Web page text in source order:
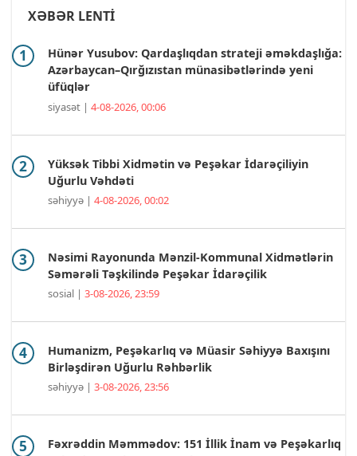
XƏBƏR LENTİ
Hünər Yusubov: Qardaşlıqdan strateji əməkdaşlığa:
Azərbaycan–Qırğızıstan münasibətlərində yeni
üfüqlər
siyasət | 4-08-2026, 00:06
Yüksək Tibbi Xidmətin və Peşəkar İdarəçiliyin
Uğurlu Vəhdəti
səhiyyə | 4-08-2026, 00:02
Nəsimi Rayonunda Mənzil-Kommunal Xidmətlərin
Səmərəli Təşkilində Peşəkar İdarəçilik
sosial | 3-08-2026, 23:59
Humanizm, Peşəkarlıq və Müasir Səhiyyə Baxışını
Birləşdirən Uğurlu Rəhbərlik
səhiyyə | 3-08-2026, 23:56
Fəxrəddin Məmmədov: 151 İllik İnam və Peşəkarlıq